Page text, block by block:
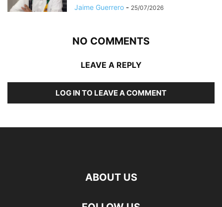
Jaime Guerrero - 25/07/2026
NO COMMENTS
LEAVE A REPLY
LOG IN TO LEAVE A COMMENT
ABOUT US